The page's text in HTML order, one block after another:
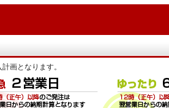
画となります。